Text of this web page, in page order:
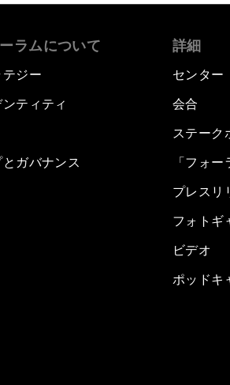
ラムについて
ジー
ティティ
ガバナンス
詳細
センター
会合
ステーク
「フォ
プレスリ
フォトギ
ビデオ
ポッドキ